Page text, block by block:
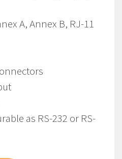
A, Annex B, RJ-11
as RS-232 or RS-